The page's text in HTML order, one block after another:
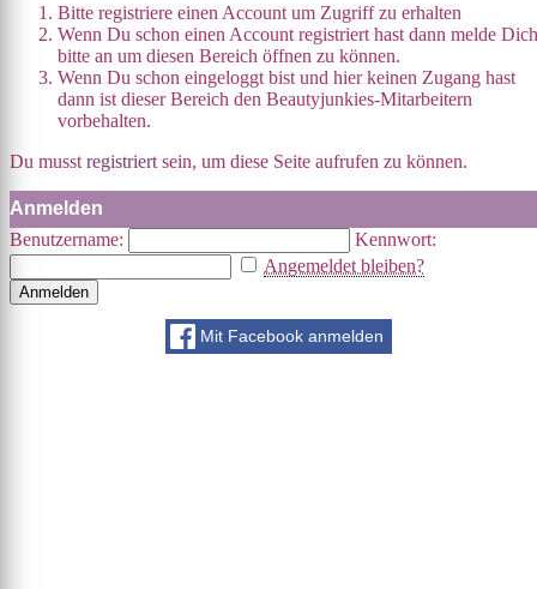
Bitte registriere einen Account um Zugriff zu erhalten
Wenn Du schon einen Account registriert hast dann melde Dich
bitte an um diesen Bereich öffnen zu können.
Wenn Du schon eingeloggt bist und hier keinen Zugang hast
dann ist dieser Bereich den Beautyjunkies-Mitarbeitern
vorbehalten.
Du musst registriert sein, um diese Seite aufrufen zu können.
Anmelden
Benutzername:
Kennwort:
Angemeldet bleiben?
Anmelden
Mit Facebook anmelden